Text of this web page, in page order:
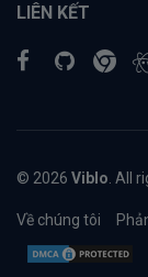
LIÊN KẾT
© 2026 Viblo . All
Về chúng tôi